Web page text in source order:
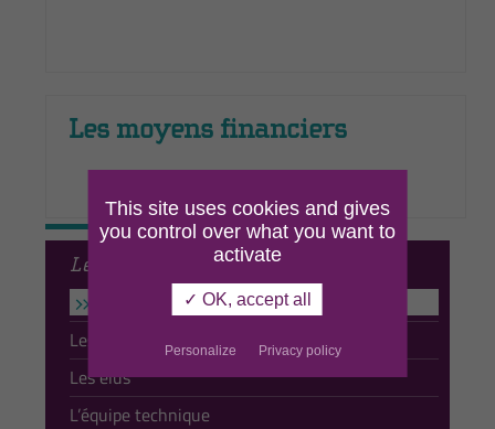
Le Parc
Présentation
Les communes
Les élus
L’équipe technique
Les moyens financiers
This site uses cookies and gives
you control over what you want to
activate
✓ OK, accept all
Personalize Privacy policy